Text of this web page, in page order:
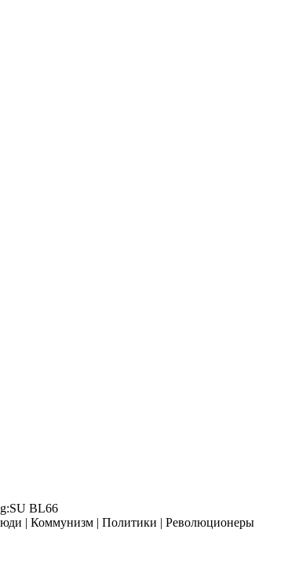
BL66
| Коммунизм | Политики | Революционеры